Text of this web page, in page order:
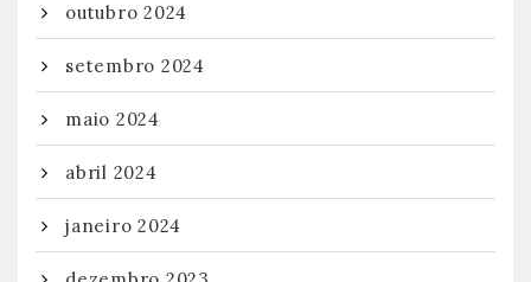
outubro 2024
setembro 2024
maio 2024
abril 2024
janeiro 2024